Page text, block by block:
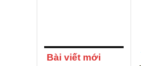
Bài viết mới